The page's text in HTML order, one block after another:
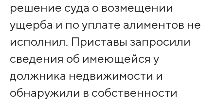
решение суда о возмещении
ущерба и по уплате алиментов не
исполнил. Приставы запросили
сведения об имеющейся у
должника недвижимости и
обнаружили в собственности